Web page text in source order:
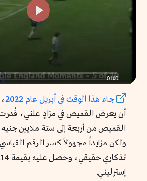
01:00
Play
جاء هذا الوقت في أبريل عام 2022
أن يعرض القميص في مزادٍ علني،
القميص من أربعة إلى ستة ملايين جنيه
ولكن مزايداً مجهولاً كسر الرقم
إسترليني.